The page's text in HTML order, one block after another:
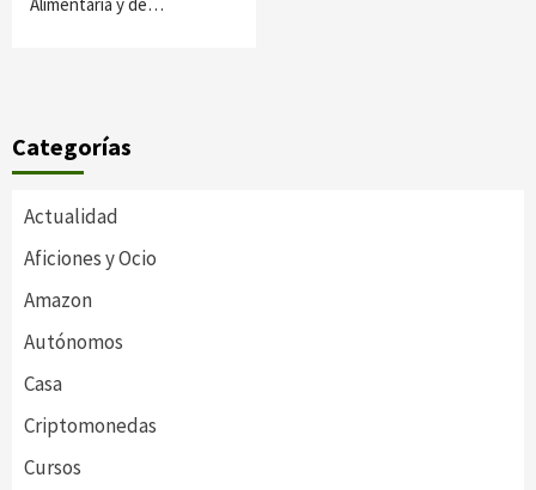
Categorías
Actualidad
Aficiones y Ocio
Amazon
Autónomos
Casa
Criptomonedas
Cursos